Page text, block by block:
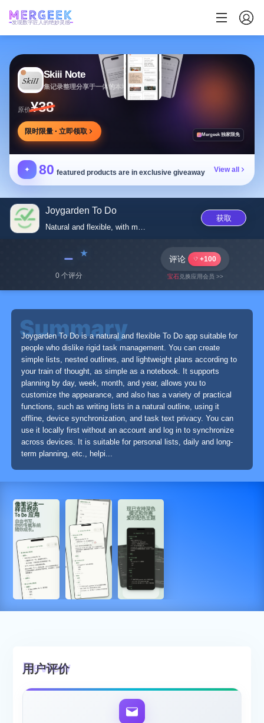
发现数字匠人的绝妙灵感
Skiii Note
集记录整理分享于一体的本地写作工作台
原价¥38
限时限量 · 立即领取 Mergeek 独家限免
✦ 80 featured products are in exclusive giveaway View all
Joygarden To Do
Natural and flexible, with mul...
获取
﹣
0 个评分
评论 +100
宝石兑换应用会员 >>
Joygarden To Do is a natural and flexible To Do app suitable for
people who dislike rigid task management. You can create
simple lists, nested outlines, and lightweight plans according to
your train of thought, as simple as a notebook. It supports
planning by day, week, month, and year, allows you to
customize the appearance, and also has a variety of practical
functions, such as writing lists in a natural outline, using it
offline, device synchronization, and task text privacy. You can
use it locally first without an account and log in to synchronize
across devices. It is suitable for personal lists, daily and long-
term planning, etc., helpi...
用户评价